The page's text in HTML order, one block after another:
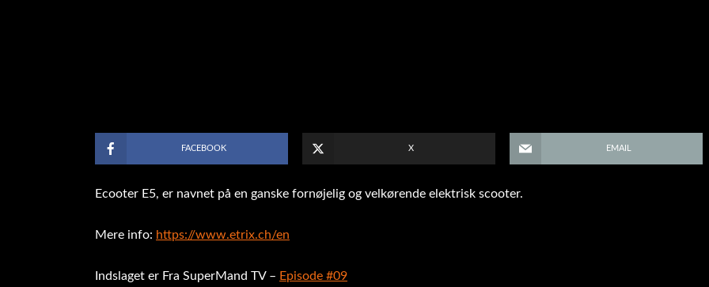
FACEBOOK X EMAIL
Ecooter E5, er navnet på en ganske fornøjelig og velkørende elektrisk scooter.
Mere info: https://www.etrix.ch/en
Indslaget er Fra SuperMand TV – Episode #09